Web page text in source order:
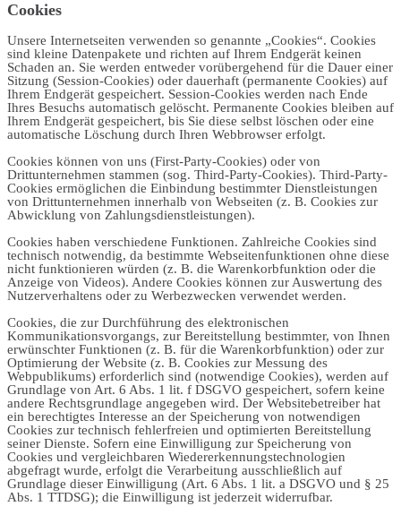
Cookies
Unsere Internetseiten verwenden so genannte „Cookies“. Cookies
sind kleine Datenpakete und richten auf Ihrem Endgerät keinen
Schaden an. Sie werden entweder vorübergehend für die Dauer einer
Sitzung (Session-Cookies) oder dauerhaft (permanente Cookies) auf
Ihrem Endgerät gespeichert. Session-Cookies werden nach Ende
Ihres Besuchs automatisch gelöscht. Permanente Cookies bleiben auf
Ihrem Endgerät gespeichert, bis Sie diese selbst löschen oder eine
automatische Löschung durch Ihren Webbrowser erfolgt.
Cookies können von uns (First-Party-Cookies) oder von
Drittunternehmen stammen (sog. Third-Party-Cookies). Third-Party-
Cookies ermöglichen die Einbindung bestimmter Dienstleistungen
von Drittunternehmen innerhalb von Webseiten (z. B. Cookies zur
Abwicklung von Zahlungsdienstleistungen).
Cookies haben verschiedene Funktionen. Zahlreiche Cookies sind
technisch notwendig, da bestimmte Webseitenfunktionen ohne diese
nicht funktionieren würden (z. B. die Warenkorbfunktion oder die
Anzeige von Videos). Andere Cookies können zur Auswertung des
Nutzerverhaltens oder zu Werbezwecken verwendet werden.
Cookies, die zur Durchführung des elektronischen
Kommunikationsvorgangs, zur Bereitstellung bestimmter, von Ihnen
erwünschter Funktionen (z. B. für die Warenkorbfunktion) oder zur
Optimierung der Website (z. B. Cookies zur Messung des
Webpublikums) erforderlich sind (notwendige Cookies), werden auf
Grundlage von Art. 6 Abs. 1 lit. f DSGVO gespeichert, sofern keine
andere Rechtsgrundlage angegeben wird. Der Websitebetreiber hat
ein berechtigtes Interesse an der Speicherung von notwendigen
Cookies zur technisch fehlerfreien und optimierten Bereitstellung
seiner Dienste. Sofern eine Einwilligung zur Speicherung von
Cookies und vergleichbaren Wiedererkennungstechnologien
abgefragt wurde, erfolgt die Verarbeitung ausschließlich auf
Grundlage dieser Einwilligung (Art. 6 Abs. 1 lit. a DSGVO und § 25
Abs. 1 TTDSG); die Einwilligung ist jederzeit widerrufbar.